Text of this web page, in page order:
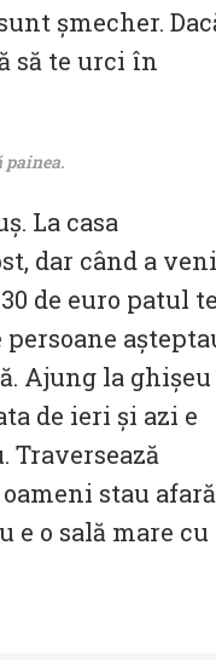
șmecher.
să te urci în
painea.
La casa
dar când a
de euro patul
persoane
Ajung la ghișeu
de ieri și azi e
Traversează
stau afară
e o sală mare cu